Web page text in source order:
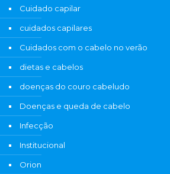
Cuidado capilar
cuidados capilares
Cuidados com o cabelo no verão
dietas e cabelos
doenças do couro cabeludo
Doenças e queda de cabelo
Infecção
Institucional
Orion